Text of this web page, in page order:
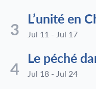
3
L’unité en
Jul 11 - Jul 17
4
Le péché
Jul 18 - Jul 24